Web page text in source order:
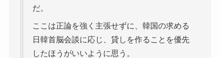
だ。
ここは正論を強く主張せずに、韓国の求める
日韓首脳会談に応じ、貸しを作ることを優先
したほうがいいように思う。